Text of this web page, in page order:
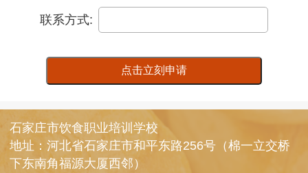
联系方式:
点击立刻申请
石家庄市饮食职业培训学校
地址：河北省石家庄市和平东路256号（棉一立交桥
下东南角福源大厦西邻）